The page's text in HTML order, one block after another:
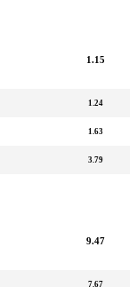
1.15
1.24
1.63
3.79
9.47
7.67